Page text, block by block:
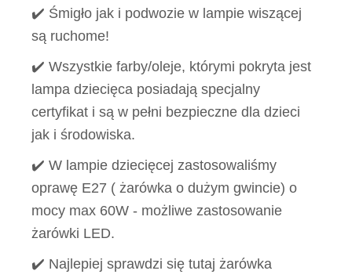
✔️ Śmigło jak i podwozie w lampie wiszącej
są ruchome!
✔️ Wszystkie farby/oleje, którymi pokryta jest
lampa dziecięca posiadają specjalny
certyfikat i są w pełni bezpieczne dla dzieci
jak i środowiska.
✔️ W lampie dziecięcej zastosowaliśmy
oprawę E27 ( żarówka o dużym gwincie) o
mocy max 60W - możliwe zastosowanie
żarówki LED.
✔️ Najlepiej sprawdzi się tutaj żarówka